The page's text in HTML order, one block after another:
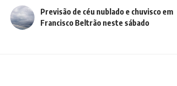
Previsão de céu nublado e chuvisco em
Francisco Beltrão neste sábado